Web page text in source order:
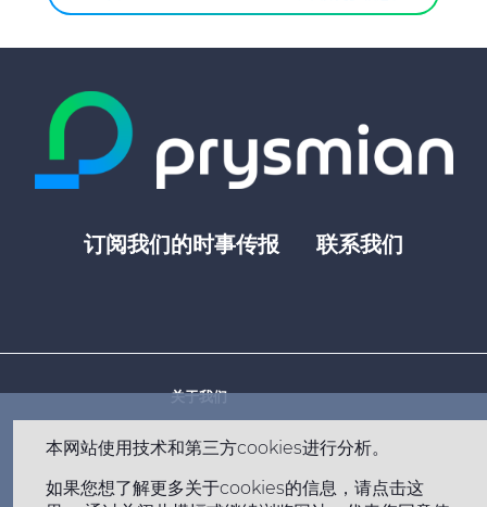
Footer
Prysmian
订阅我们的时事传报 联系我们
Footer
menu
-
关于我们
历程
职业
分享价格 €- MILANO,
本网站使用技术和第三方cookies进行分析。
如果您想了解更多关于cookies的信息，请点击这